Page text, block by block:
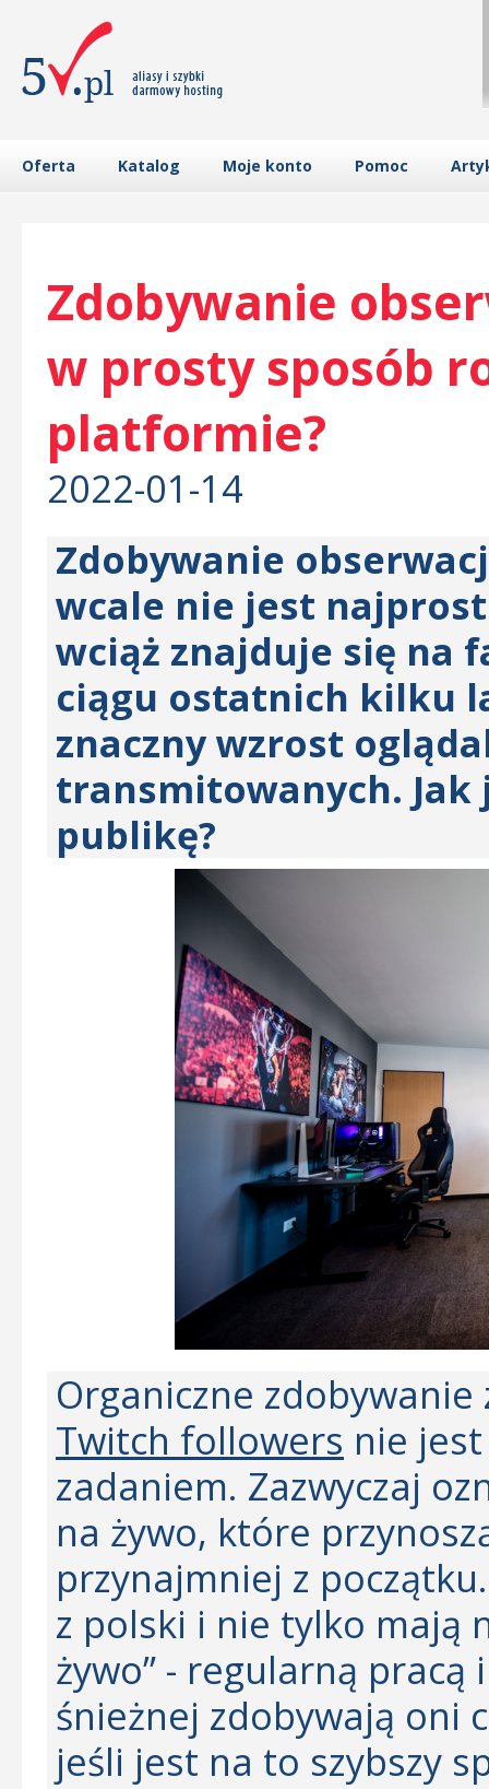
Oferta Katalog Moje konto Pomoc
Zdobywanie
w prosty sposób
platformie?
2022-01-14
Zdobywanie
wcale nie jest
wciąż znajduje się na
ciągu ostatnich kilku
znaczny wzrost
transmitowanych. Jak
publikę?
Organiczne
Twitch followers nie
zadaniem. Zazwyczaj
na żywo, które
przynajmniej z
z polski i nie tylko mają
żywo” - regularną
śnieżnej zdobywają oni
jeśli jest na to szybszy